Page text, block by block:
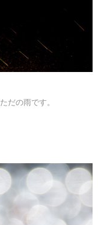
だの雨です。